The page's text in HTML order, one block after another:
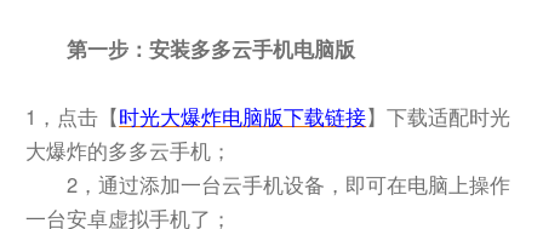
第一步：安装多多云手机电脑版
1，点击【时光大爆炸电脑版下载链接】下载适配时光
大爆炸的多多云手机；
2，通过添加一台云手机设备，即可在电脑上操作
一台安卓虚拟手机了；